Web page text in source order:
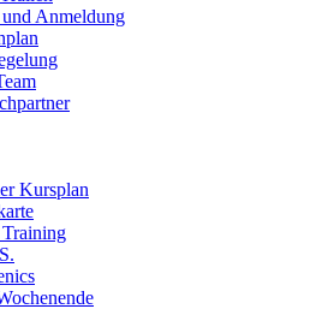
Anmeldung
Kursplan